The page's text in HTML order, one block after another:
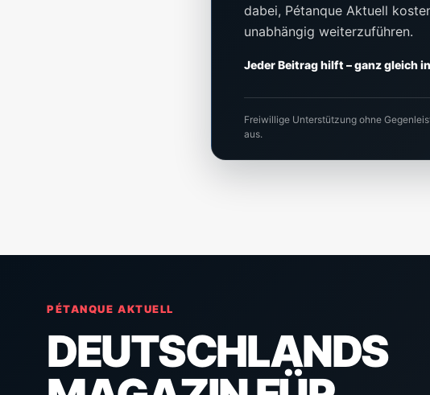
dabei, Pétanque Aktuell
unabhängig weiterzuführen.
Jeder Beitrag hilft – ganz gleich
Freiwillige Unterstützung ohne
aus.
PÉTANQUE AKTUELL
DEUTSCHLANDS